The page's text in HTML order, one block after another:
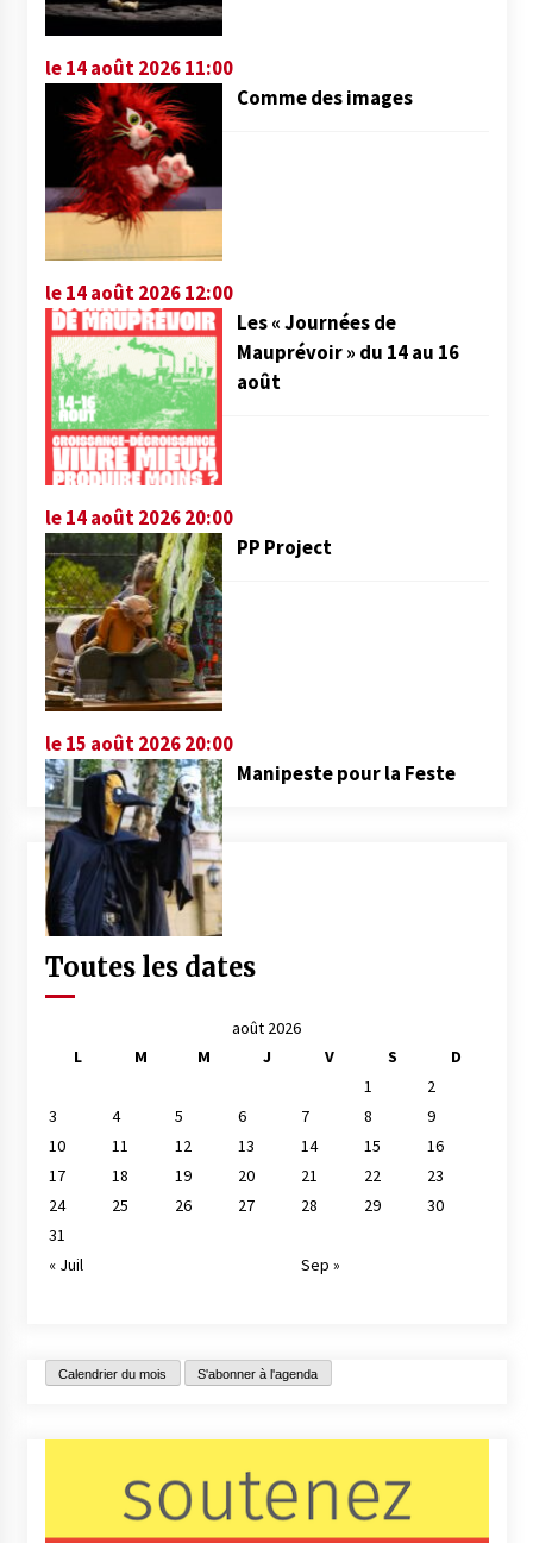
le 14 août 2026 11:00
Comme des images
le 14 août 2026 12:00
Les « Journées de
Mauprévoir » du 14 au 16
août
le 14 août 2026 20:00
PP Project
le 15 août 2026 20:00
Manipeste pour la Feste
Toutes les dates
août 2026
L
M M J V S
D
1
2
3
4 5 6 7 8
9
10
11 12 13 14 15
16
17
18 19 20 21 22
23
24
25 26 27 28 29
30
31
« Juil
Sep »
Calendrier du mois S'abonner à l'agenda